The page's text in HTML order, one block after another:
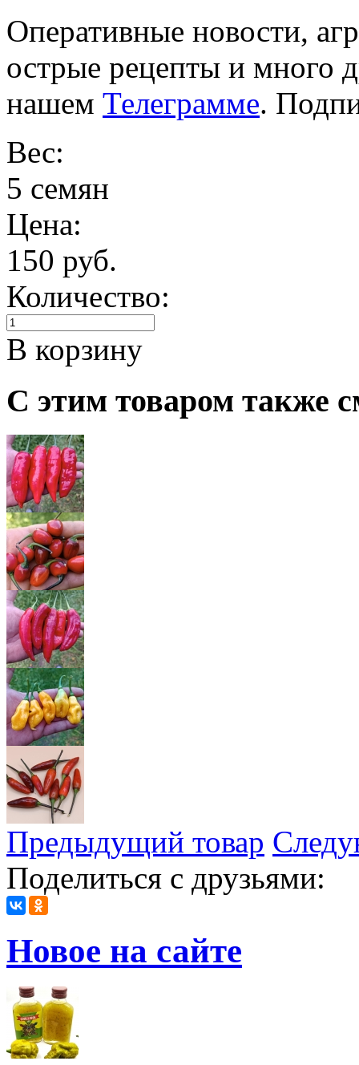
Оперативные новости,
острые рецепты и много
нашем Телеграмме.
Вес:
5 семян
Цена:
150 руб.
Количество:
В корзину
С этим товаром также
Предыдущий товар
Поделиться с друзьями:
Новое на сайте